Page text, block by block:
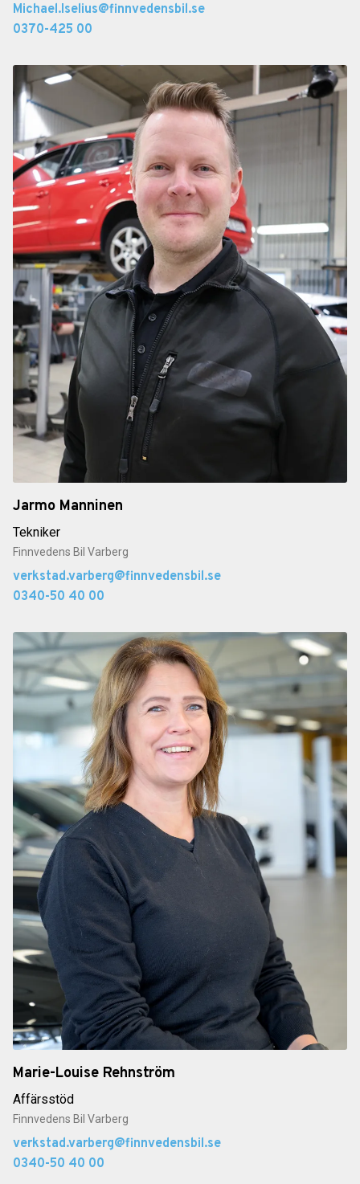
Michael.Iselius@finnvedensbil.se
0370-425 00
Jarmo Manninen
Tekniker
Finnvedens Bil Varberg
verkstad.varberg@finnvedensbil.se
0340-50 40 00
Marie-Louise Rehnström
Affärsstöd
Finnvedens Bil Varberg
verkstad.varberg@finnvedensbil.se
0340-50 40 00